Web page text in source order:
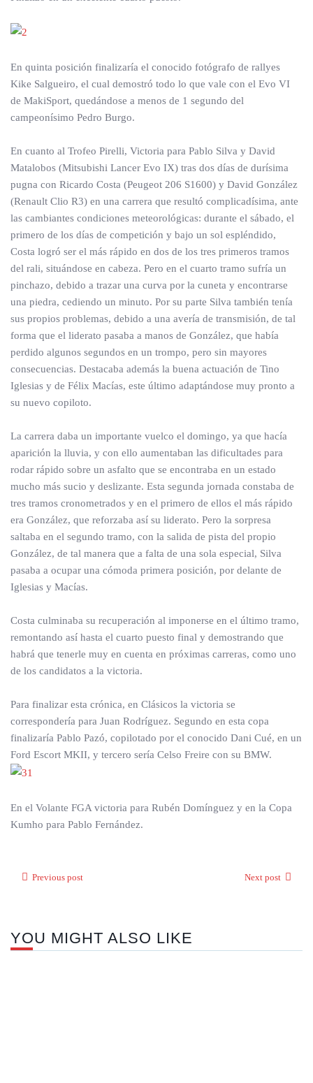
En quinta posición finalizaría el conocido fotógrafo de rallyes
Kike Salgueiro, el cual demostró todo lo que vale con el Evo VI
de MakiSport, quedándose a menos de 1 segundo del
campeonísimo Pedro Burgo.
En cuanto al Trofeo Pirelli, Victoria para Pablo Silva y David
Matalobos (Mitsubishi Lancer Evo IX) tras dos días de durísima
pugna con Ricardo Costa (Peugeot 206 S1600) y David González
(Renault Clio R3) en una carrera que resultó complicadísima, ante
las cambiantes condiciones meteorológicas: durante el sábado, el
primero de los días de competición y bajo un sol espléndido,
Costa logró ser el más rápido en dos de los tres primeros tramos
del rali, situándose en cabeza. Pero en el cuarto tramo sufría un
pinchazo, debido a trazar una curva por la cuneta y encontrarse
una piedra, cediendo un minuto. Por su parte Silva también tenía
sus propios problemas, debido a una avería de transmisión, de tal
forma que el liderato pasaba a manos de González, que había
perdido algunos segundos en un trompo, pero sin mayores
consecuencias. Destacaba además la buena actuación de Tino
Iglesias y de Félix Macías, este último adaptándose muy pronto a
su nuevo copiloto.
La carrera daba un importante vuelco el domingo, ya que hacía
aparición la lluvia, y con ello aumentaban las dificultades para
rodar rápido sobre un asfalto que se encontraba en un estado
mucho más sucio y deslizante. Esta segunda jornada constaba de
tres tramos cronometrados y en el primero de ellos el más rápido
era González, que reforzaba así su liderato. Pero la sorpresa
saltaba en el segundo tramo, con la salida de pista del propio
González, de tal manera que a falta de una sola especial, Silva
pasaba a ocupar una cómoda primera posición, por delante de
Iglesias y Macías.
Costa culminaba su recuperación al imponerse en el último tramo,
remontando así hasta el cuarto puesto final y demostrando que
habrá que tenerle muy en cuenta en próximas carreras, como uno
de los candidatos a la victoria.
Para finalizar esta crónica, en Clásicos la victoria se
correspondería para Juan Rodríguez. Segundo en esta copa
finalizaría Pablo Pazó, copilotado por el conocido Dani Cué, en un
Ford Escort MKII, y tercero sería Celso Freire con su BMW.
En el Volante FGA victoria para Rubén Domínguez y en la Copa
Kumho para Pablo Fernández.
Previous post Next post
YOU MIGHT ALSO LIKE